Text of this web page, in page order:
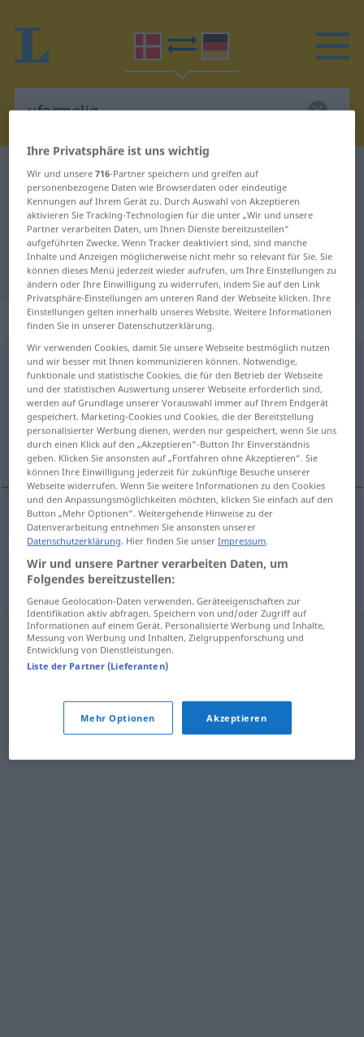
Dänisch-Deutsch Wörterbuch uformelig
Dänisch-Deutsch Übersetzung für
"uformelig"
"uformelig" Deutsch Übersetzung
„uformelig“
uformelig [uˈfɔːʔʀməli]
Übersicht aller Übersetzungen
(Für mehr Details die Übersetzung anklicken/antippen)
unförmig, formlos, ungeschlacht
unförmig,formlos uformelig
ungeschlacht uformelig
Ihre Privatsphäre ist uns wichtig
Wir und unsere716-Partner speichern und greifen auf
personenbezogene Daten wie Browserdaten oder eindeutige
Kennungen auf Ihrem Gerät zu. Durch Auswahl von Akzeptieren
aktivieren Sie Tracking-Technologien für die unter „Wir und unsere
Partner verarbeiten Daten, um Ihnen Dienste bereitzustellen“
aufgeführten Zwecke. Wenn Tracker deaktiviert sind, sind manche
Inhalte und Anzeigen möglicherweise nicht mehr so relevant für Sie. Sie
können dieses Menü jederzeit wieder aufrufen, um Ihre Einstellungen zu
ändern oder Ihre Einwilligung zu widerrufen, indem Sie auf den Link
Privatsphäre-Einstellungen am unteren Rand der Webseite klicken. Ihre
Einstellungen gelten innerhalb unseres Website. Weitere Informationen
finden Sie in unserer Datenschutzerklärung.
Wir verwenden Cookies, damit Sie unsere Webseite bestmöglich nutzen
und wir besser mit Ihnen kommunizieren können. Notwendige,
funktionale und statistische Cookies, die für den Betrieb der Webseite
und der statistischen Auswertung unserer Webseite erforderlich sind,
werden auf Grundlage unserer Vorauswahl immer auf Ihrem Endgerät
gespeichert. Marketing-Cookies und Cookies, die der Bereitstellung
personalisierter Werbung dienen, werden nur gespeichert, wenn Sie uns
durch einen Klick auf den „Akzeptieren“-Button Ihr Einverständnis
geben. Klicken Sie ansonsten auf „Fortfahren ohne Akzeptieren“. Sie
können Ihre Einwilligung jederzeit für zukünftige Besuche unserer
Webseite widerrufen. Wenn Sie weitere Informationen zu den Cookies
und den Anpassungsmöglichkeiten möchten, klicken Sie einfach auf den
Button „Mehr Optionen“. Weitergehende Hinweise zu der
Datenverarbeitung entnehmen Sie ansonsten unserer
Datenschutzerklärung. Hier finden Sie unserImpressum.
Wir und unsere Partner verarbeiten Daten, um
Folgendes bereitzustellen:
Genaue Geolocation-Daten verwenden. Geräteeigenschaften zur
Identifikation aktiv abfragen. Speichern von und/oder Zugriff auf
Informationen auf einem Gerät. Personalisierte Werbung und Inhalte,
Messung von Werbung und Inhalten, Zielgruppenforschung und
Entwicklung von Dienstleistungen.
Liste der Partner (Lieferanten)
Mehr Optionen Akzeptieren